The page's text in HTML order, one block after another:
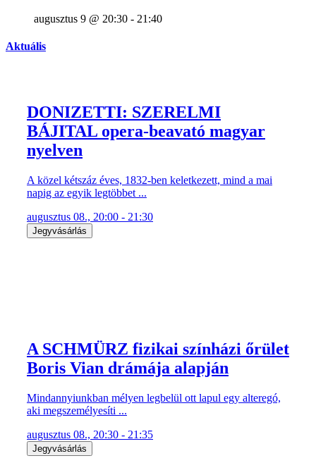
augusztus 9 @ 20:30 - 21:40
Aktuális
DONIZETTI: SZERELMI
BÁJITAL opera-beavató magyar
nyelven
A közel kétszáz éves, 1832-ben keletkezett, mind a mai
napig az egyik legtöbbet ...
augusztus 08., 20:00 - 21:30
Jegyvásárlás
A SCHMÜRZ fizikai színházi őrület
Boris Vian drámája alapján
Mindannyiunkban mélyen legbelül ott lapul egy alteregó,
aki megszemélyesíti ...
augusztus 08., 20:30 - 21:35
Jegyvásárlás